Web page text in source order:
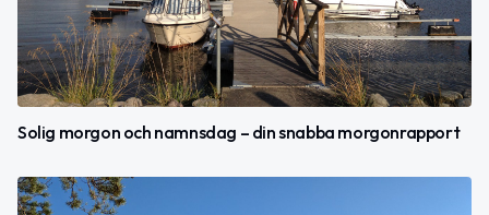
Solig morgon och namnsdag – din snabba morgonrapport